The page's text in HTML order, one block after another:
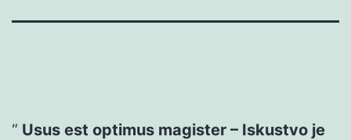
Usus est optimus magister – Iskustvo je